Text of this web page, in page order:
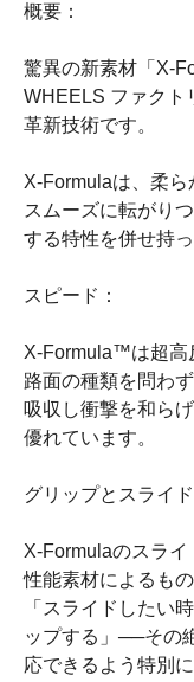
概要：
驚異の新素材「X-
WHEELS ファクト
革新技術です。
X-Formulaは、柔
スムーズに転がり
する特性を併せ持っ
スピード：
X-Formula™は超高
路面の種類を問わ
吸収し衝撃を和ら
優れています。
グリップとスライド
X-Formulaのスラ
性能素材によるもの
「スライドしたい
ップする」──その
応できるよう特別